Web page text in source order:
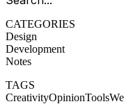
CATEGORIES
Design
Development
Notes
TAGS
CreativityOpinionTools